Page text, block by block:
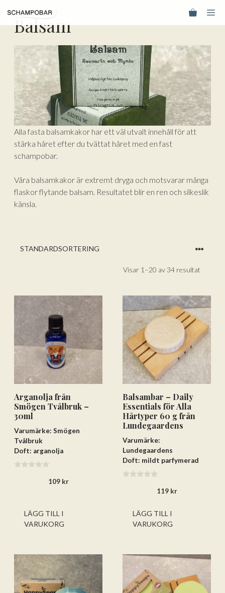
innehållBalsam
Alla fasta balsamkakor har ett väl utvalt innehåll för att
stärka håret efter du tvättat håret med en fast
schampobar.
Våra balsamkakor är extremt dryga och motsvarar många
flaskor flytande balsam. Resultatet blir en ren och silkeslik
känsla.
Visar 1–20 av 34 resultat
Arganolja från
Smögen Tvålbruk –
30ml
Varumärke: Smögen
Tvålbruk
Doft: arganolja
109 kr
LÄGG TILL I
VARUKORG
Balsambar – Daily
Essentials för Alla
Hårtyper 60 g från
Lundegaardens
Varumärke:
Lundegaardens
Doft: mildt parfymerad
119 kr
LÄGG TILL I
VARUKORG